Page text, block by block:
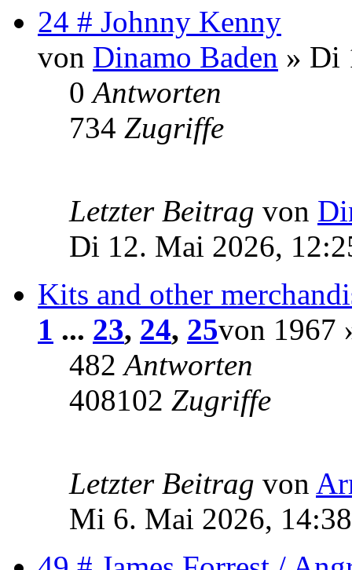
24 # Johnny Kenny
von Dinamo Baden » Di
0Antworten
734 Zugriffe
Letzter Beitrag von
Di 12. Mai 2026,
Kits and other
1 ... 23, 24, 25von 1967
482Antworten
408102 Zugriffe
Letzter Beitrag von
Mi 6. Mai 2026, 14:38